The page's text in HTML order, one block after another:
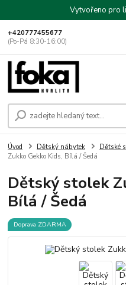
Vytvořeno pro
+420777455677
(Po-Pá 8:30-16:00)
Úvod Dětský nábytek Dětské
Zukko Gekko Kids, Bílá / Šedá
Dětský stolek
Bílá / Šedá
Doprava ZDARMA